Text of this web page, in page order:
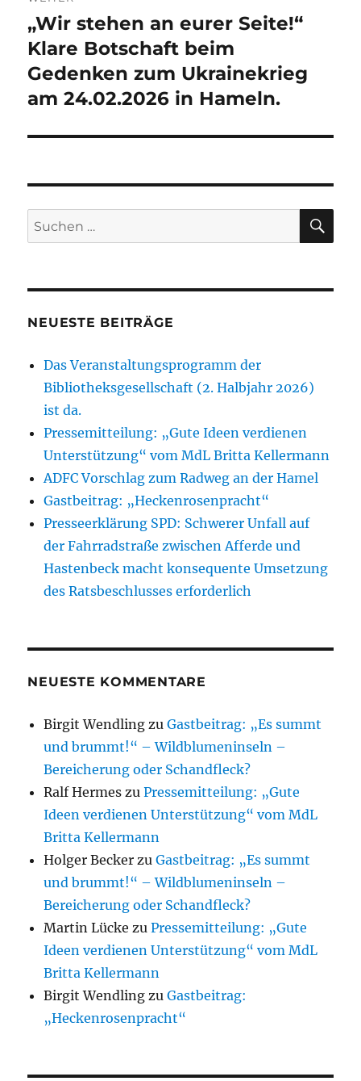
Nächster
Beitrag:
„Wir stehen an eurer Seite!“
Klare Botschaft beim
Gedenken zum Ukrainekrieg
am 24.02.2026 in Hameln.
Suchen
nach:
NEUESTE BEITRÄGE
Das Veranstaltungsprogramm der
Bibliotheksgesellschaft (2. Halbjahr 2026)
ist da.
Pressemitteilung: „Gute Ideen verdienen
Unterstützung“ vom MdL Britta Kellermann
ADFC Vorschlag zum Radweg an der Hamel
Gastbeitrag: „Heckenrosenpracht“
Presseerklärung SPD: Schwerer Unfall auf
der Fahrradstraße zwischen Afferde und
Hastenbeck macht konsequente Umsetzung
des Ratsbeschlusses erforderlich
NEUESTE KOMMENTARE
Birgit Wendling zuGastbeitrag: „Es summt
und brummt!“ – Wildblumeninseln –
Bereicherung oder Schandfleck?
Ralf Hermes zuPressemitteilung: „Gute
Ideen verdienen Unterstützung“ vom MdL
Britta Kellermann
Holger Becker zuGastbeitrag: „Es summt
und brummt!“ – Wildblumeninseln –
Bereicherung oder Schandfleck?
Martin Lücke zuPressemitteilung: „Gute
Ideen verdienen Unterstützung“ vom MdL
Britta Kellermann
Birgit Wendling zuGastbeitrag:
„Heckenrosenpracht“